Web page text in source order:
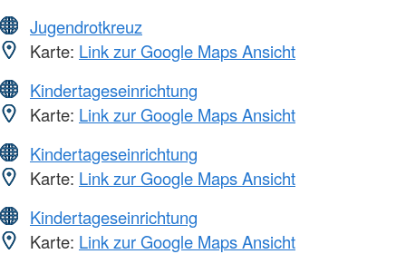
Jugendrotkreuz
Karte: Link zur Google Maps Ansicht
Kindertageseinrichtung
Karte: Link zur Google Maps Ansicht
Kindertageseinrichtung
Karte: Link zur Google Maps Ansicht
Kindertageseinrichtung
Karte: Link zur Google Maps Ansicht